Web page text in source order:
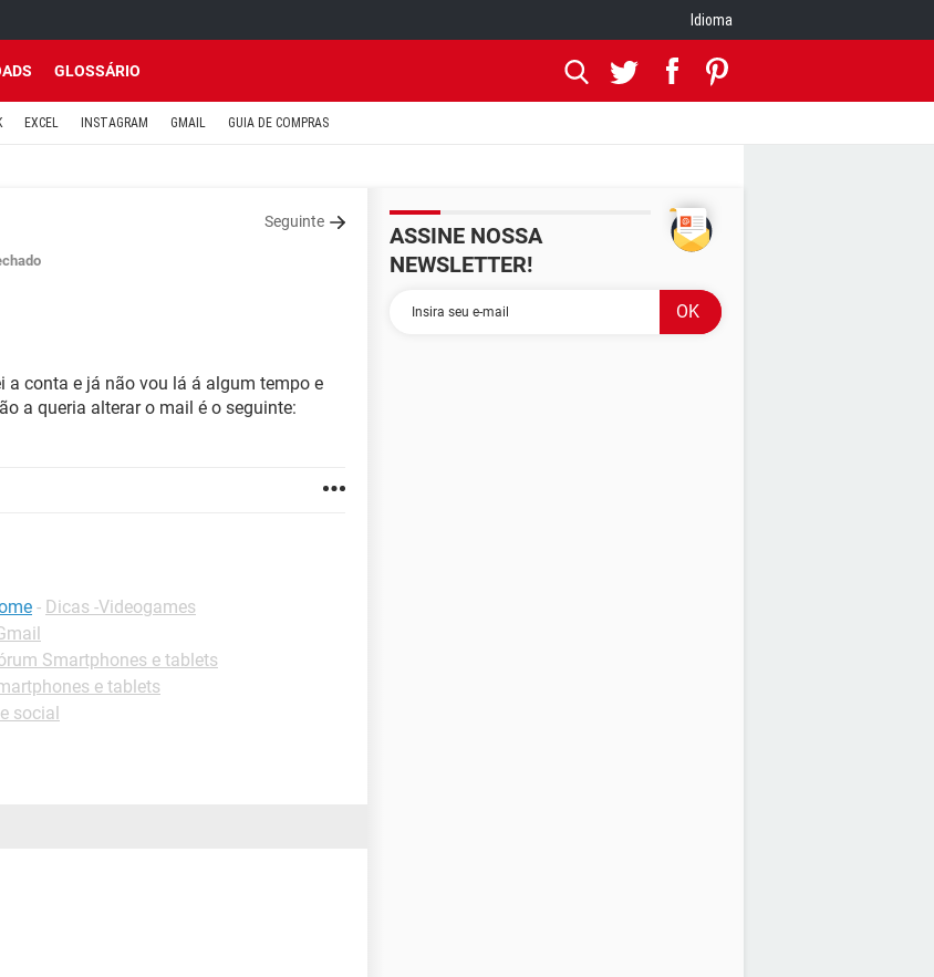
Idioma
GLOSSÁRIO
EXCEL INSTAGRAM GMAIL GUIA DE COMPRAS
Seguinte
a conta e já não vou lá á algum tempo e
a queria alterar o mail é o seguinte:
- Dicas -Videogames
Smartphones e tablets
e tablets
social
ASSINE NOSSA
NEWSLETTER!